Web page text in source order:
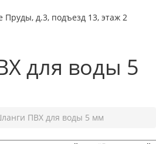
Пруды, д.3, подъезд 13, этаж 2
для воды 5
ПВХ для воды 5 мм